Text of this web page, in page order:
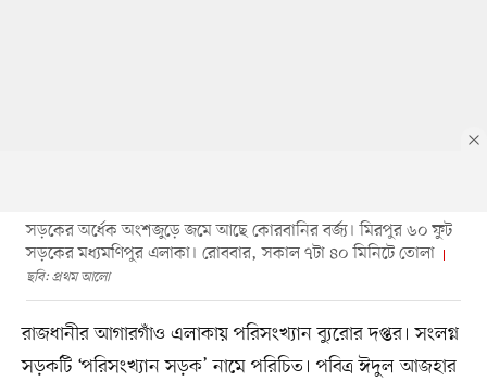
সড়কের অর্ধেক অংশজুড়ে জমে আছে কোরবানির বর্জ্য। মিরপুর ৬০ ফুট
সড়কের মধ্যমণিপুর এলাকা। রোববার, সকাল ৭টা ৪০ মিনিটে তোলা
ছবি: প্রথম আলো
রাজধানীর আগারগাঁও এলাকায় পরিসংখ্যান ব্যুরোর দপ্তর। সংলগ্ন
সড়কটি ‘পরিসংখ্যান সড়ক’ নামে পরিচিত। পবিত্র ঈদুল আজহার